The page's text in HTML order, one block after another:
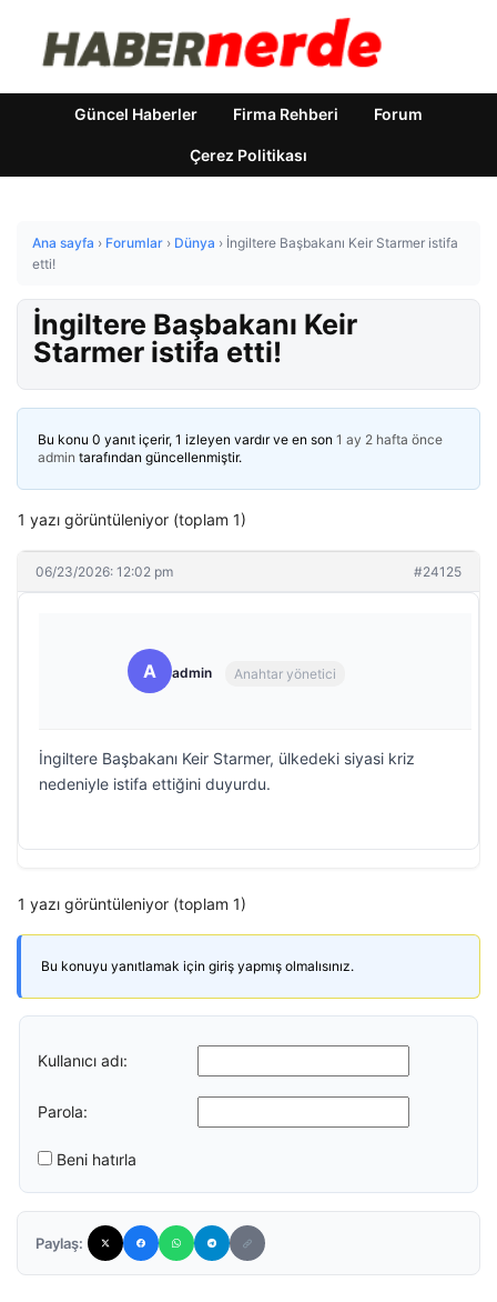
Güncel Haberler Firma Rehberi Forum
Çerez Politikası
Ana sayfa › Forumlar › Dünya › İngiltere Başbakanı Keir Starmer istifa
etti!
İngiltere Başbakanı Keir
Starmer istifa etti!
Bu konu 0 yanıt içerir, 1 izleyen vardır ve en son 1 ay 2 hafta önce
admin tarafından güncellenmiştir.
1 yazı görüntüleniyor (toplam 1)
06/23/2026: 12:02 pm #24125
A admin Anahtar yönetici
İngiltere Başbakanı Keir Starmer, ülkedeki siyasi kriz
nedeniyle istifa ettiğini duyurdu.
1 yazı görüntüleniyor (toplam 1)
Bu konuyu yanıtlamak için giriş yapmış olmalısınız.
Kullanıcı adı:
Parola:
Beni hatırla
Paylaş: